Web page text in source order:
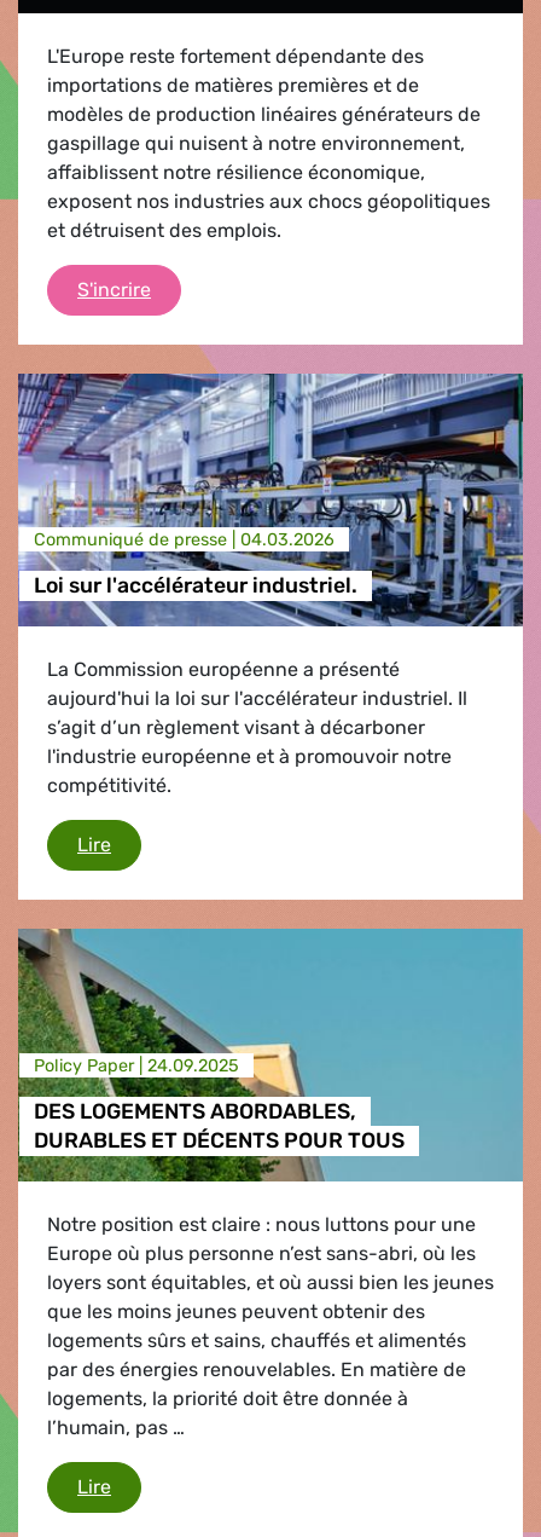
L'Europe reste fortement dépendante des
importations de matières premières et de
modèles de production linéaires générateurs de
gaspillage qui nuisent à notre environnement,
affaiblissent notre résilience économique,
exposent nos industries aux chocs géopolitiques
et détruisent des emplois.
S'incrireREMADE IN EUROPE COMMENT
Communiqué de presse | 04.03.2026
Loi sur l'accélérateur industriel.
La Commission européenne a présenté
aujourd'hui la loi sur l'accélérateur industriel. Il
s’agit d’un règlement visant à décarboner
l'industrie européenne et à promouvoir notre
compétitivité.
LireLoi sur l'accélérateur industriel.
Policy Paper | 24.09.2025
DES LOGEMENTS ABORDABLES,
DURABLES ET DÉCENTS POUR TOUS
Notre position est claire : nous luttons pour une
Europe où plus personne n’est sans-abri, où les
loyers sont équitables, et où aussi bien les jeunes
que les moins jeunes peuvent obtenir des
logements sûrs et sains, chauffés et alimentés
par des énergies renouvelables. En matière de
logements, la priorité doit être donnée à
l’humain, pas …
LireDES LOGEMENTS ABORDABLES, DURABLES ET